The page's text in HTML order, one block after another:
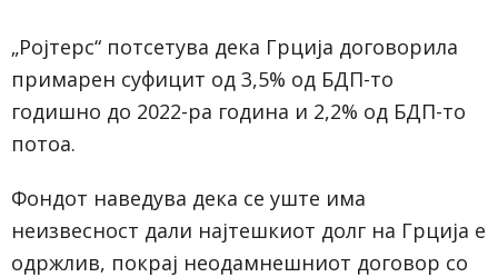
„Ројтерс“ потсетува дека Грција договорила
примарен суфицит од 3,5% од БДП-то
годишно до 2022-ра година и 2,2% од БДП-то
потоа.
Фондот наведува дека се уште има
неизвесност дали најтешкиот долг на Грција е
одржлив, покрај неодамнешниот договор со